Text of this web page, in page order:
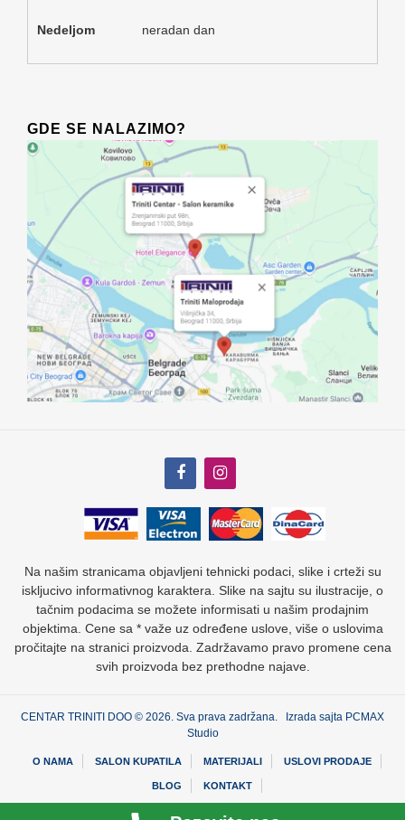
Nedeljom neradan dan
GDE SE NALAZIMO?
Na našim stranicama objavljeni tehnicki podaci, slike i crteži su
iskljucivo informativnog karaktera. Slike na sajtu su ilustracije, o
tačnim podacima se možete informisati u našim prodajnim
objektima. Cene sa * važe uz određene uslove, više o uslovima
pročitajte na stranici proizvoda. Zadržavamo pravo promene cena
svih proizvoda bez prethodne najave.
CENTAR TRINITI DOO © 2026. Sva prava zadržana. Izrada sajta PCMAX
Studio
O NAMA SALON KUPATILA MATERIJALI USLOVI PRODAJE
BLOG KONTAKT